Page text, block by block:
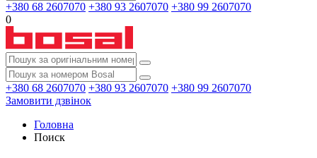
+380 68 2607070 +380 93 2607070 +380 99 2607070
0
+380 68 2607070 +380 93 2607070 +380 99 2607070
Замовити дзвінок
Головна
Поиск